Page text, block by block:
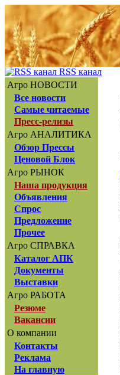
RSS канал
Агро НОВОСТИ
Все новости
Самые читаемые
Пресс-релизы
Агро АНАЛИТИКА
Обзор Прессы
Ценовой Блок
Агро РЫНОК
Наша продукция
Объявления
Спрос
Предложение
Прочее
Агро СПРАВКА
Каталог АПК
Документы
Выставки
Агро РАБОТА
Резюме
Вакансии
О компании
Контакты
Реклама
На главную